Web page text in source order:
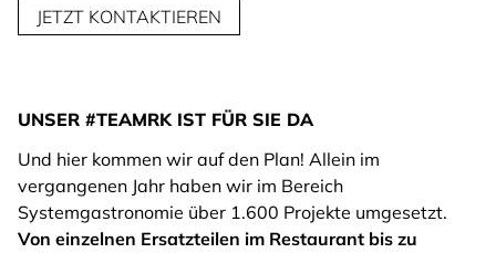
JETZT KONTAKTIEREN
UNSER #TEAMRK IST FÜR SIE DA
Und hier kommen wir auf den Plan! Allein im
vergangenen Jahr haben wir im Bereich
Systemgastronomie über 1.600 Projekte umgesetzt.
Von einzelnen Ersatzteilen im Restaurant bis zu